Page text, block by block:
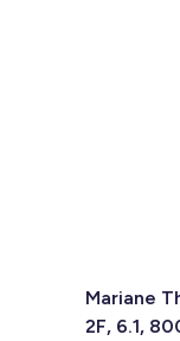
Mariane
2F, 6.1,